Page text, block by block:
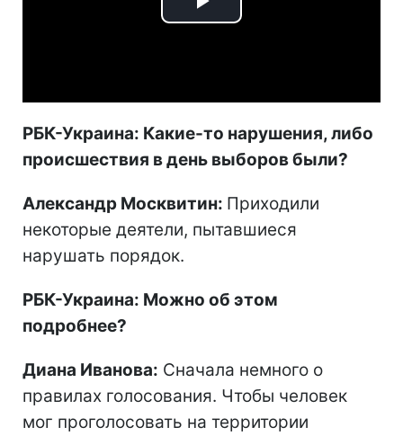
Play
РБК-Украина: Какие-то нарушения, либо
происшествия в день выборов были?
Александр Москвитин: Приходили
некоторые деятели, пытавшиеся
нарушать порядок.
РБК-Украина: Можно об этом
подробнее?
Диана Иванова: Сначала немного о
правилах голосования. Чтобы человек
мог проголосовать на территории